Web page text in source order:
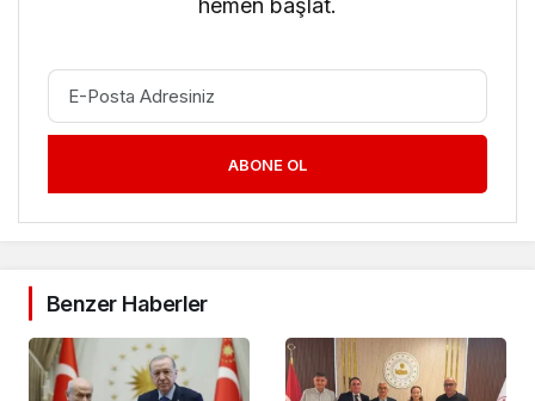
hemen başlat.
ABONE OL
Benzer Haberler